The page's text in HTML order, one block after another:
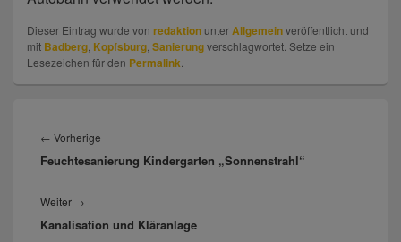
Dieser Eintrag wurde von redaktion unterAllgemeinveröffentlicht und
mit Badberg Kopfsburg Sanierungverschlagwortet. Setze ein
Lesezeichen für den Permalink
← Vorherige
Beitrag:
Feuchtesanierung Kindergarten „Sonnenstrahl“
Weiter →
Beitrag:
Kanalisation und Kläranlage